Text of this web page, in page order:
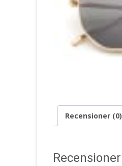
Recensioner (0)
Recensioner